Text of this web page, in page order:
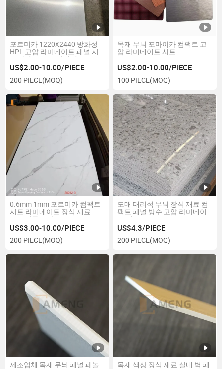
포르미카 1220X2440 방화성
HPL 고압 라미네이트 패널 시
트 컴팩트 보드 장식 재료 HPL
패널
US$2.00-10.00/PIECE
200 PIECE(MOQ)
목재 무늬 포마이카 컴팩트 고
압 라미네이트 시트
US$2.00-10.00/PIECE
100 PIECE(MOQ)
0.6mm 1mm 포르미카 컴팩트
시트 라미네이트 장식 재료
HPL 필름 주방 HPL
US$3.00-10.00/PIECE
200 PIECE(MOQ)
도매 대리석 무늬 장식 재료 컴
팩트 패널 방수 고압 라미네이
트 시트 HPL 1220X2440mm
US$4.3/PIECE
200 PIECE(MOQ)
제조업체 목재 무늬 패널 페놀
목재 색상 장식 재료 실내 벽 패